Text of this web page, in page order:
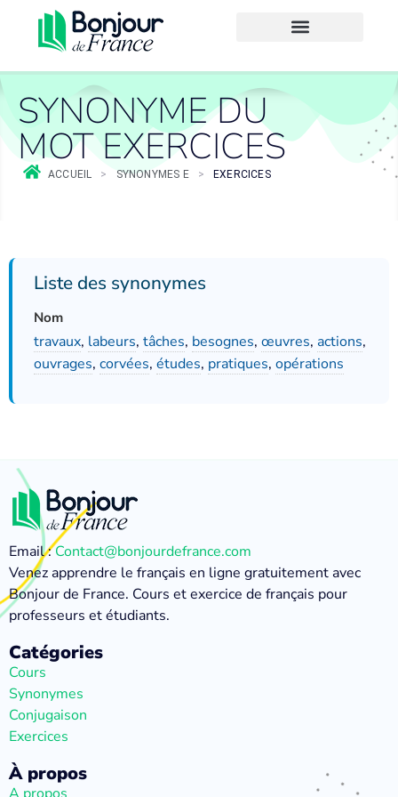
SYNONYME DU
MOT EXERCICES
ACCUEIL > SYNONYMES E > EXERCICES
Liste des synonymes
Nom
travaux, labeurs, tâches, besognes, œuvres, actions,
ouvrages, corvées, études, pratiques, opérations
Email :Contact@bonjourdefrance.com
Venez apprendre le français en ligne gratuitement avec
Bonjour de France. Cours et exercice de français pour
professeurs et étudiants.
Catégories
Cours
Synonymes
Conjugaison
Exercices
À propos